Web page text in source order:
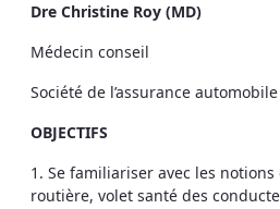
Dre Christine Roy (MD)
Médecin conseil
Société de l’assurance
OBJECTIFS
1. Se familiariser avec les
routière, volet santé des